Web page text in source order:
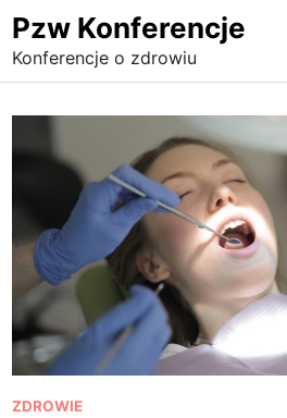
Skip
to
content
Pzw Konferencje
Konferencje o zdrowiu
P
ZDROWIE